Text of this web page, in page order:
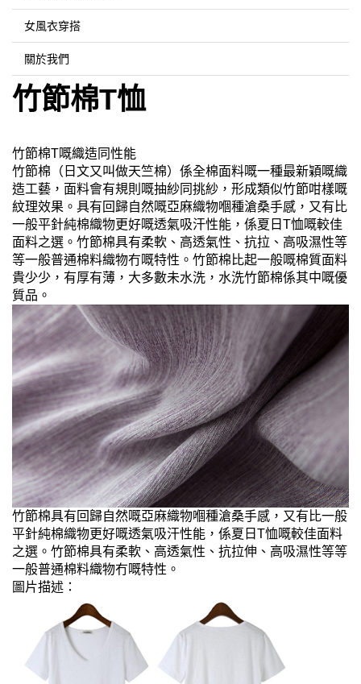
女風衣穿搭
關於我們
竹節棉T恤
竹節棉T嘅織造同性能
竹節棉（日文又叫做天竺棉）係全棉面料嘅一種最新穎嘅織
造工藝，面料會有規則嘅抽紗同挑紗，形成類似竹節咁樣嘅
紋理效果。具有回歸自然嘅亞麻織物嗰種滄桑手感，又有比
一般平針純棉織物更好嘅透氣吸汗性能，係夏日T恤嘅較佳
面料之選。竹節棉具有柔軟、高透氣性、抗拉、高吸濕性等
等一般普通棉料織物冇嘅特性。竹節棉比起一般嘅棉質面料
貴少少，有厚有薄，大多數未水洗，水洗竹節棉係其中嘅優
質品。
竹節棉具有回歸自然嘅亞麻織物嗰種滄桑手感，又有比一般
平針純棉織物更好嘅透氣吸汗性能，係夏日T恤嘅較佳面料
之選。竹節棉具有柔軟、高透氣性、抗拉伸、高吸濕性等等
一般普通棉料織物冇嘅特性。
圖片描述：